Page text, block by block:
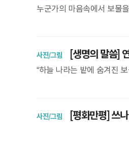
누군가의 마음속에서 보물
사진/그림 [생명의 말씀]
“하늘 나라는 밭에 숨겨진
사진/그림 [평화만평] 쓰